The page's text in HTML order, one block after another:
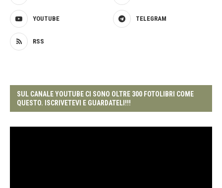
YOUTUBE TELEGRAM
RSS
SUL CANALE YOUTUBE CI SONO OLTRE 300 FOTOLIBRI COME
QUESTO. ISCRIVETEVI E GUARDATELI!!!